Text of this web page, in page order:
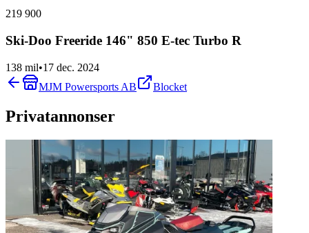
219 900
Ski-Doo Freeride 146" 850 E-tec Turbo R
138 mil•17 dec. 2024
MJM Powersports AB
Blocket
Privatannonser